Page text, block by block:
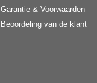
Garantie & Voorwaarden
Beoordeling van de klant